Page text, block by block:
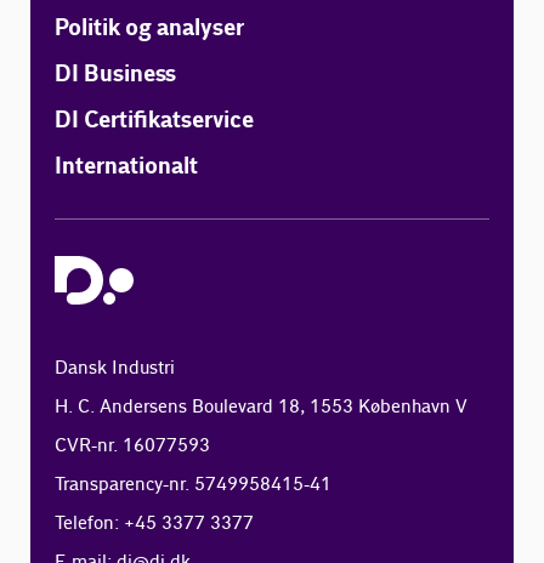
Politik og analyser
DI Business
DI Certifikatservice
Internationalt
Dansk Industri
H. C. Andersens Boulevard 18, 1553 København V
CVR-nr. 16077593
Transparency-nr. 5749958415-41
Telefon: +45 3377 3377